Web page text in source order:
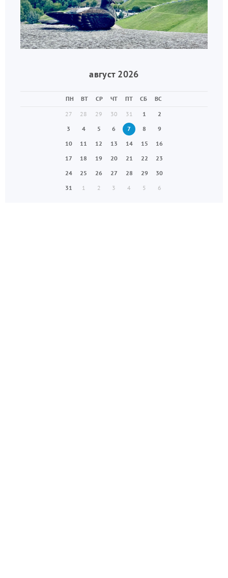
август 2026
ПН ВТ СР ЧТ ПТ СБ
ВС
27
28 29 30 31 1
2
3
4 5 6 7 8
9
10
11 12 13 14 15
16
17
18 19 20 21 22
23
24
25 26 27 28 29
30
31
1 2 3 4 5 6